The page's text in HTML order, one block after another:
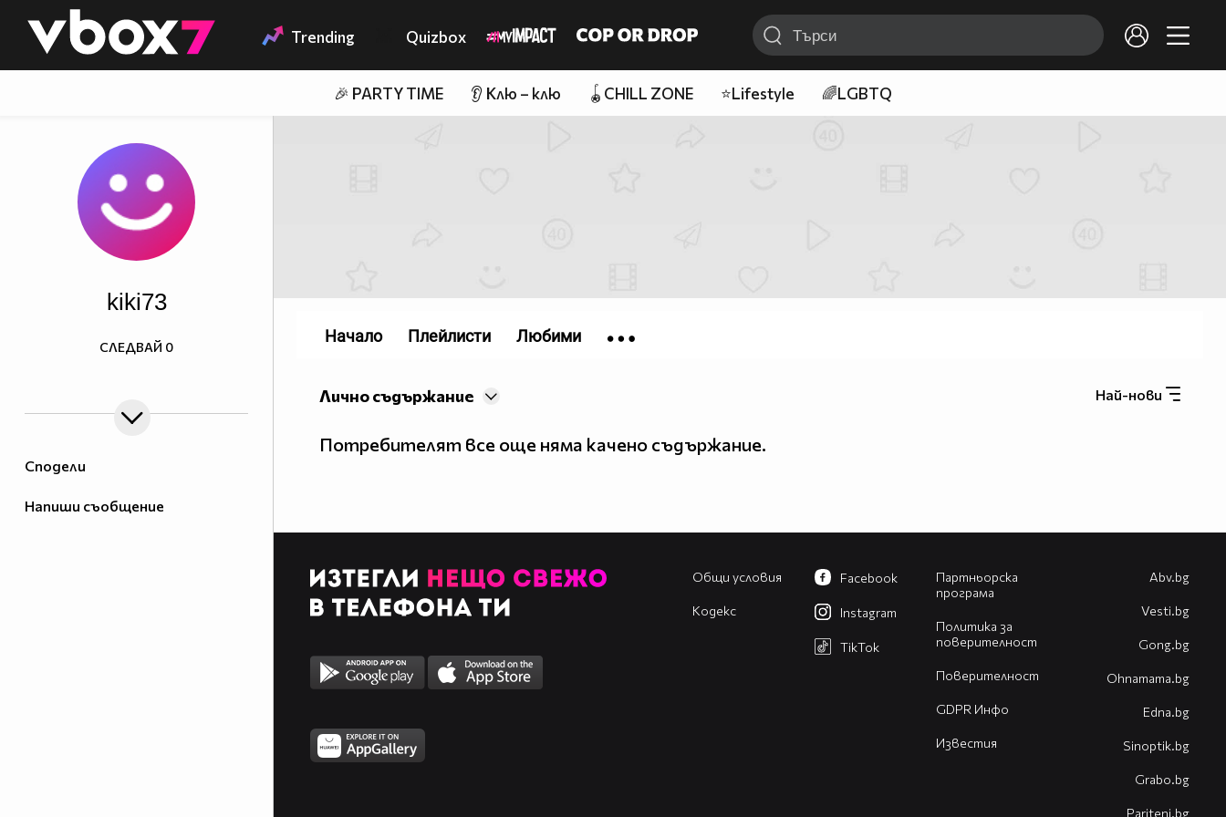
👾 Trending Quizbox
🎉 PARTY TIME 👂 Клю – клю 🪀CHILL ZONE ⭐Lifestyle 🌈LGBTQ
Сподели
Напиши съобщение
kiki73
СЛЕДВАЙ 0
Най-нови
Лично съдържание
Потребителят все още няма качено съдържание.
Начало Плейлисти Любими
Общи условия
Кодекс
Партньорска
програма
Политика за
поверителност
Поверителност
GDPR Инфо
Известия
Facebook
Instagram
TikTok
Abv.bg
Vesti.bg
Gong.bg
Оhnamama.bg
Edna.bg
Sinoptik.bg
Grabo.bg
Pariteni.bg